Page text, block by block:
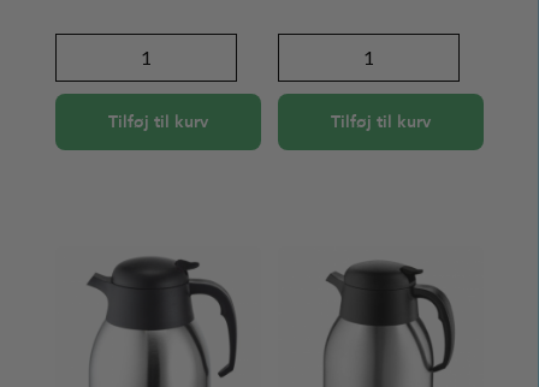
Kaffemaskine
antal
Tilføj til kurv
Kaffemaskine
15
antal
Tilføj til kurv